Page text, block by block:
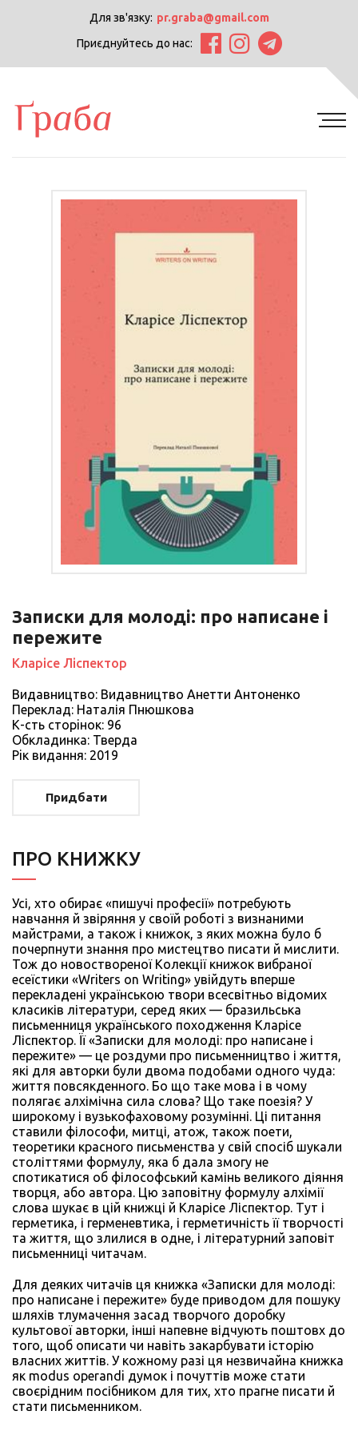
Для зв'язку: pr.graba@gmail.com
Приєднуйтесь до нас:
Записки для молоді: про написане і
пережите
Кларісе Ліспектор
Видавництво: Видавництво Анетти Антоненко
Переклад: Наталія Пнюшкова
К-сть сторiнок: 96
Обкладинка: Тверда
Рiк видання: 2019
Придбати
ПРО КНИЖКУ
Усі, хто обирає «пишучі професії» потребують
навчання й звіряння у своїй роботі з визнаними
майстрами, а також і книжок, з яких можна було б
почерпнути знання про мистецтво писати й мислити.
Тож до новоствореної Колекції книжок вибраної
есеїстики «Writers on Writing» увійдуть вперше
перекладені українською твори всесвітньо відомих
класиків літератури, серед яких — бразильська
письменниця українського походження Кларісе
Ліспектор. Її «Записки для молоді: про написане і
пережите» — це роздуми про письменництво і життя,
які для авторки були двома подобами одного чуда:
життя повсякденного. Бо що таке мова і в чому
полягає алхімічна сила слова? Що таке поезія? У
широкому і вузькофаховому розумінні. Ці питання
ставили філософи, митці, атож, також поети,
теоретики красного письменства у свій спосіб шукали
століттями формулу, яка б дала змогу не
спотикатися об філософський камінь великого діяння
творця, або автора. Цю заповітну формулу алхімії
слова шукає в цій книжці й Кларісе Ліспектор. Тут і
герметика, і герменевтика, і герметичність її творчості
та життя, що злилися в одне, і літературний заповіт
письменниці читачам.
Для деяких читачів ця книжка «Записки для молоді:
про написане і пережите» буде приводом для пошуку
шляхів тлумачення засад творчого доробку
культової авторки, інші напевне відчують поштовх до
того, щоб описати чи навіть закарбувати історію
власних життів. У кожному разі ця незвичайна книжка
як modus operandi думок і почуттів може стати
своєрідним посібником для тих, хто прагне писати й
стати письменником.